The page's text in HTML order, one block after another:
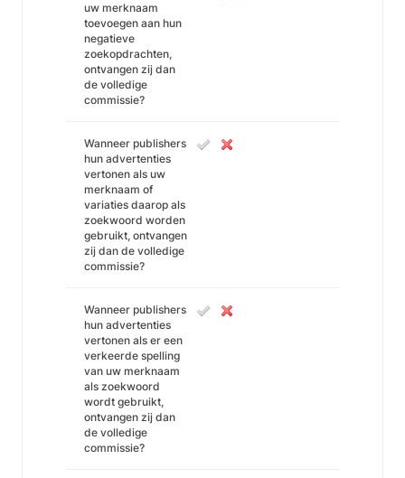
uw merknaam
toevoegen aan hun
negatieve
zoekopdrachten,
ontvangen zij dan
de volledige
commissie?
Wanneer publishers
hun advertenties
vertonen als uw
merknaam of
variaties daarop als
zoekwoord worden
gebruikt, ontvangen
zij dan de volledige
commissie?
Wanneer publishers
hun advertenties
vertonen als er een
verkeerde spelling
van uw merknaam
als zoekwoord
wordt gebruikt,
ontvangen zij dan
de volledige
commissie?